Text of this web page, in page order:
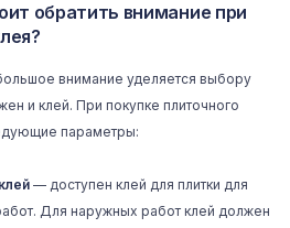
обратить внимание при
внимание уделяется выбору
и клей. При покупке плиточного
параметры:
— доступен клей для плитки для
Для наружных работ клей должен